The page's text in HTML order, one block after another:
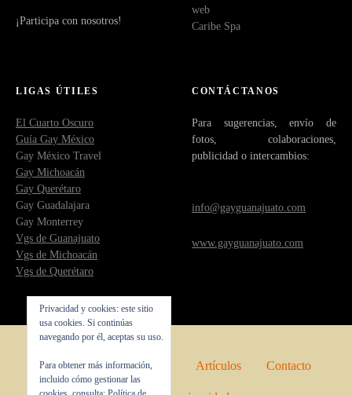
¡Participa con nosotros!
web
Caribe Spa
LIGAS ÚTILES
El Cuarto Oscuro
Guía Gay México
Gay México Travel
Gay Michoacán
Gay Querétaro
Gay Guadalajara
Gay Monterrey
Vgs de Guanajuato
Vgs de Michoacán
Vgs de Querétaro
CONTÁCTANOS
Para sugerencias, envío de
fotos, colaboraciones,
publicidad o intercambios:
info@gayguanajuato.com
www.gayguanajuato.com
Privacidad y cookies: este sitio
usa cookies. Si continúas
navegando por él, aceptas su uso.
Para obtener más información,
incluido cómo gestionar las
Inicio Quienes somos Artículos Contacto